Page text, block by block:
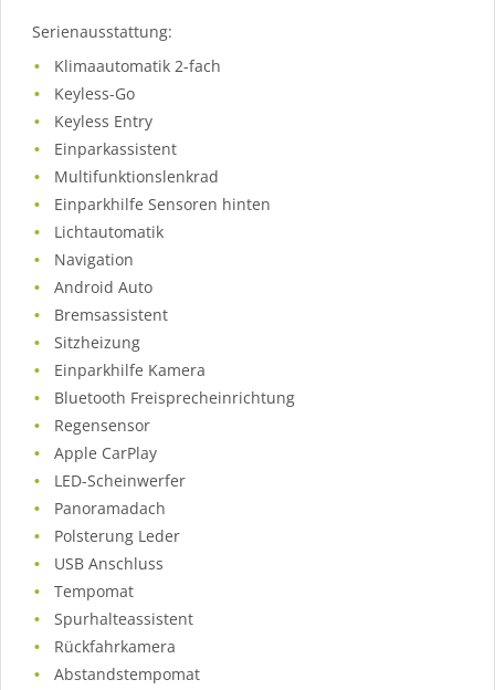
Serienausstattung:
Klimaautomatik 2-fach
Keyless-Go
Keyless Entry
Einparkassistent
Multifunktionslenkrad
Einparkhilfe Sensoren hinten
Lichtautomatik
Navigation
Android Auto
Bremsassistent
Sitzheizung
Einparkhilfe Kamera
Bluetooth Freisprecheinrichtung
Regensensor
Apple CarPlay
LED-Scheinwerfer
Panoramadach
Polsterung Leder
USB Anschluss
Tempomat
Spurhalteassistent
Rückfahrkamera
Abstandstempomat